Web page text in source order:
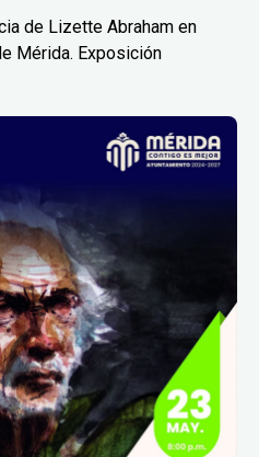
de Lizette Abraham en
Mérida. Exposición